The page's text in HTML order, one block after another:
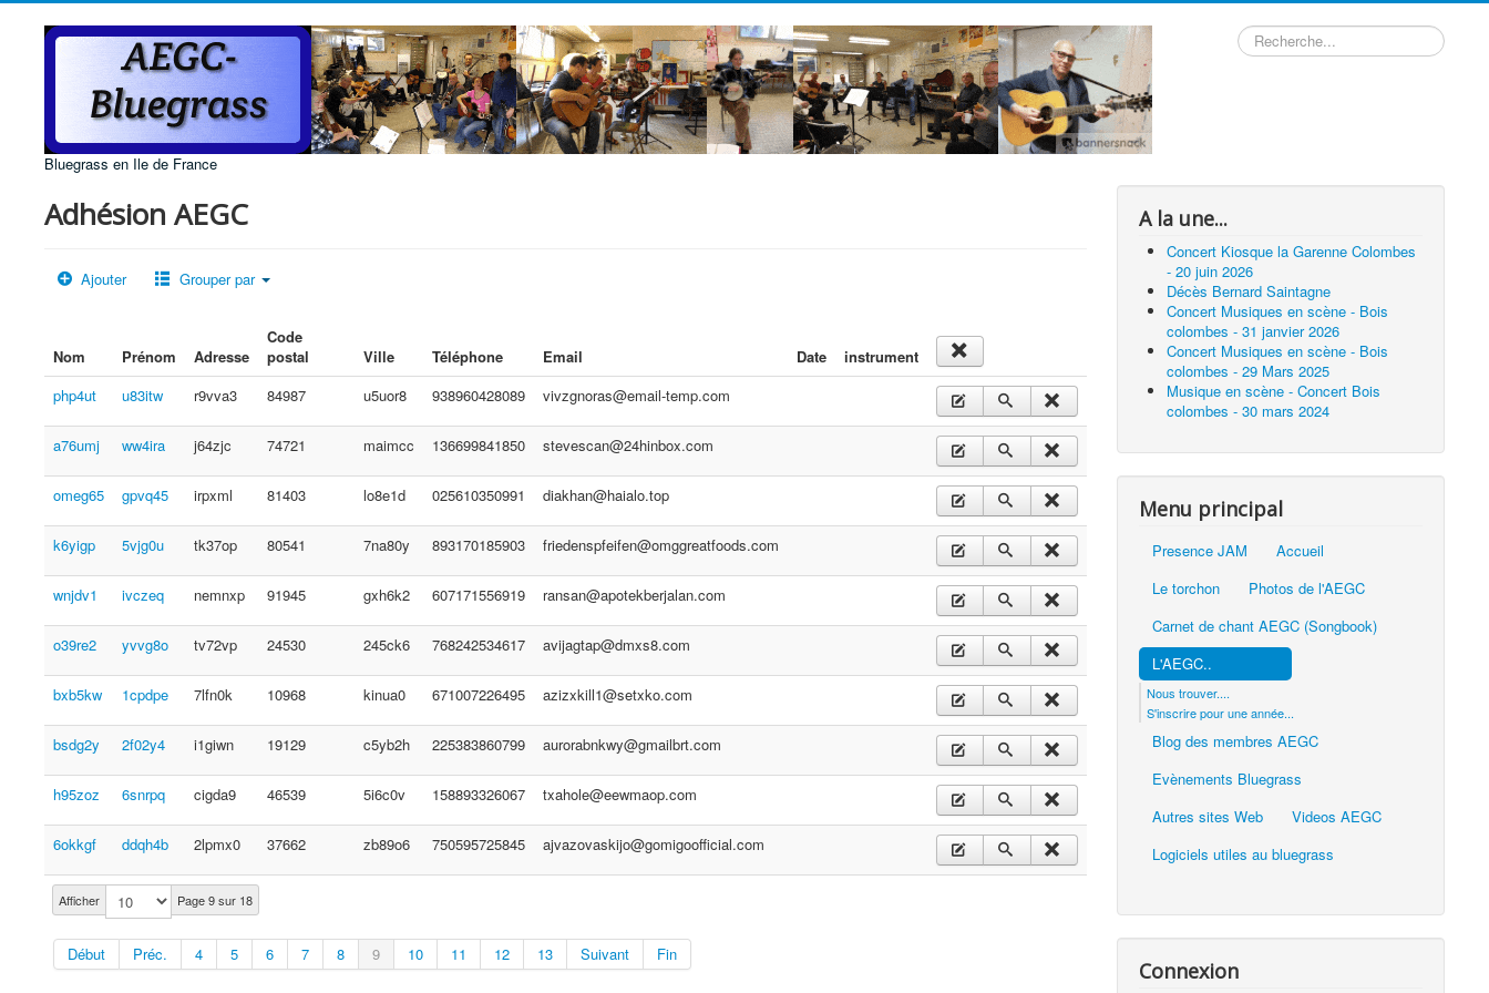
Bluegrass en Ile de France
Rechercher
Adhésion AEGC
Ajouter Grouper par
Nom Prénom Adresse
Code
postal
Ville Téléphone Email Date instrument
Afficher Page 9 sur 18
Début Préc. 4 5 6 7 8 9 10 11 12 13 Suivant Fin
php4ut u83itw r9vva3 84987 u5uor8 938960428089 vivzgnoras@email-temp.com
a76umj ww4ira j64zjc 74721 maimcc 136699841850 stevescan@24hinbox.com
omeg65 gpvq45 irpxml 81403 lo8e1d 025610350991 diakhan@haialo.top
k6yigp 5vjg0u tk37op 80541 7na80y 893170185903 friedenspfeifen@omggreatfoods.com
wnjdv1 ivczeq nemnxp 91945 gxh6k2 607171556919 ransan@apotekberjalan.com
o39re2 yvvg8o tv72vp 24530 245ck6 768242534617 avijagtap@dmxs8.com
bxb5kw 1cpdpe 7lfn0k 10968 kinua0 671007226495 azizxkill1@setxko.com
bsdg2y 2f02y4 i1giwn 19129 c5yb2h 225383860799 aurorabnkwy@gmailbrt.com
h95zoz 6snrpq cigda9 46539 5i6c0v 158893326067 txahole@eewmaop.com
6okkgf ddqh4b 2lpmx0 37662 zb89o6 750595725845 ajvazovaskijo@gomigoofficial.com
A la une...
Concert Kiosque la Garenne Colombes
- 20 juin 2026
Décès Bernard Saintagne
Concert Musiques en scène - Bois
colombes - 31 janvier 2026
Concert Musiques en scène - Bois
colombes - 29 Mars 2025
Musique en scène - Concert Bois
colombes - 30 mars 2024
Menu principal
Presence JAM
Accueil
Le torchon
Photos de l'AEGC
Carnet de chant AEGC (Songbook)
L'AEGC..
Nous trouver....
S'inscrire pour une année...
Blog des membres AEGC
Evènements Bluegrass
Autres sites Web
Videos AEGC
Logiciels utiles au bluegrass
Connexion